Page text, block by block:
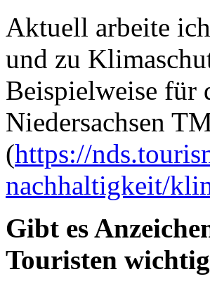
Aktuell arbeite
und zu
Beispielweise für
Niedersachsen
(https://
nachhaltigkeit/
Gibt es
Touristen